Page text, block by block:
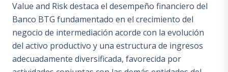
Value and Risk destaca el desempeño financiero del
Banco BTG fundamentado en el crecimiento del
negocio de intermediación acorde con la evolución
del activo productivo y una estructura de ingresos
adecuadamente diversificada, favorecida por